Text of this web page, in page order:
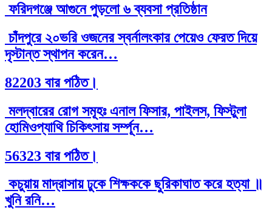
ফরিদগঞ্জে আগুনে পুড়লো ৬ ব্যবসা প্রতিষ্ঠান
চাঁদপুরে ২০ভরি ওজনের স্বর্নালংকার পেয়েও ফেরত দিয়ে
দৃস্টান্ত স্থাপন করেন…
82203 বার পঠিত।
মলদ্বারের রোগ সমূহঃ এনাল ফিসার, পাইলস, ফিস্টুলা
হোমিওপ্যাথি চিকিৎসায় সর্ম্পূন…
56323 বার পঠিত।
কচুয়ায় মাদ্রাসায় ঢুকে শিক্ষককে ছুরিকাঘাত করে হত্যা ॥
খুনি রনি…